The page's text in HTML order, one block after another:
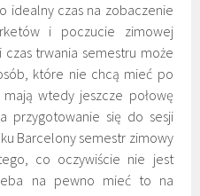
idealny czas na zobaczenie
i poczucie zimowej
trwania semestru może
które nie chcą mieć po
wtedy jeszcze połowę
przygotowanie się do sesji
Barcelony semestr zimowy
co oczywiście nie jest
na pewno mieć to na